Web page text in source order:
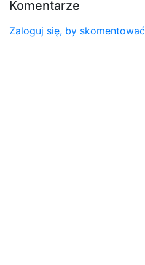
Komentarze
Zaloguj się, by skomentować